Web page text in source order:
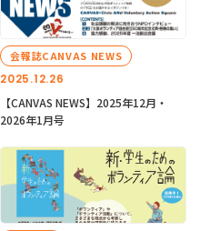
2025.12.26
会報誌CANVAS NEWS
【CANVAS NEWS】2025年12月・
2026年1月号